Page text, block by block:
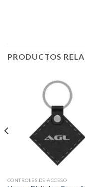
PRODUCTOS
CONTROLES DE ACCESO